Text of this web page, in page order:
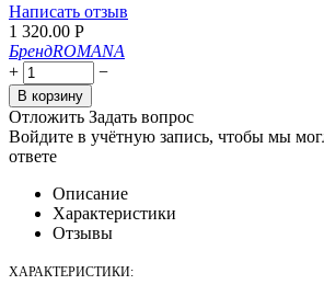
Написать отзыв
1 320.00 Р
БрендROMANA
+
−
В корзину
Отложить Задать вопрос
Войдите в учётную запись, чтобы мы
ответе
Описание
Характеристики
Отзывы
ХАРАКТЕРИСТИКИ: